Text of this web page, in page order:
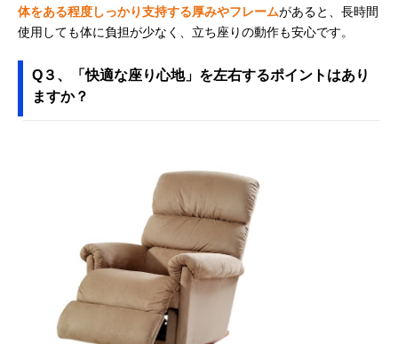
体をある程度しっかり支持する厚みやフレームがあると、長時間
使用しても体に負担が少なく、立ち座りの動作も安心です。
Q３、「快適な座り心地」を左右するポイントはあり
ますか？